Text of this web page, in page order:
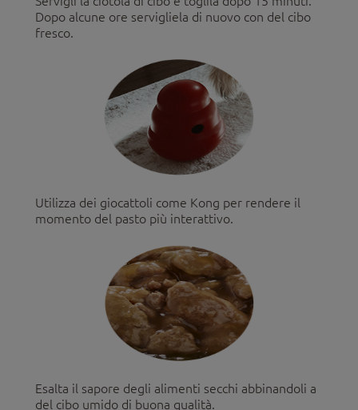
Dopo alcune ore servigliela di nuovo con del cibo
fresco.
Utilizza dei giocattoli come Kong per rendere il
momento del pasto più interattivo.
Esalta il sapore degli alimenti secchi abbinandoli a
del cibo umido di buona qualità.